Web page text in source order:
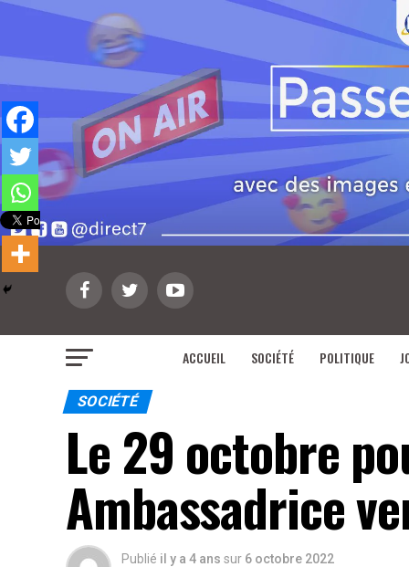
ACCUEIL SOCIÉTÉ POLITIQUE
SOCIÉTÉ
Le 29 octobre
Ambassadrice
Publié il y a 4 ans sur 6 octobre 2022